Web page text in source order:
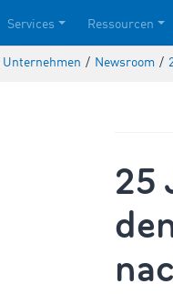
Services Ressourcen
Unternehmen / Newsroom /
25